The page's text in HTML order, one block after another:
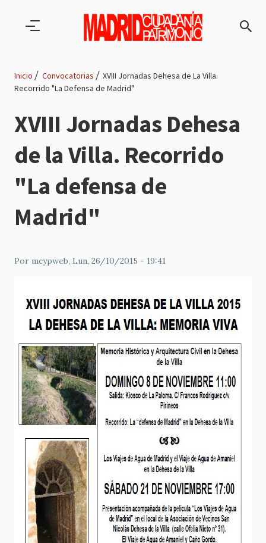
de
navegación
Inicio Convocatorias
XVIII Jornadas Dehesa de La Villa.
Recorrido "La Defensa de Madrid"
XVIII Jornadas Dehesa
de la Villa. Recorrido
"La defensa de
Madrid"
Por mcypweb, Lun, 26/10/2015 - 19:41